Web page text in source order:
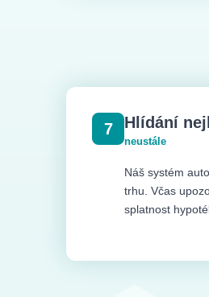
7 Hlídání
neustále
Náš systém
trhu. Včas
splatnost